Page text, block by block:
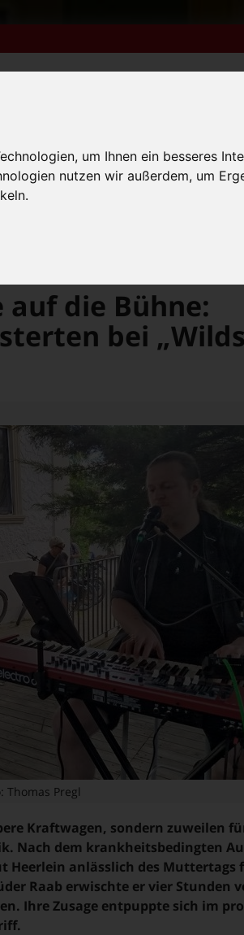
um Ihnen ein besseres
nutzen wir außerdem, um
Kleinanzeigen FN-Ausgaben
31.7. bis 9.8. +++
31.7. bis 9.8. +++
auf die Bühne:
bei
Thomas Pregl
Kraftwagen, sondern zuweilen
Nach dem krankheitsbedingten
Heerlein anlässlich des Muttertags
Raab erwischte er vier Stunden
Ihre Zusage entpuppte sich im